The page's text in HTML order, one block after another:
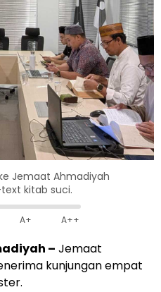
Jemaat Ahmadiyah
kitab suci.
A+ A++
– Jemaat
kunjungan empat